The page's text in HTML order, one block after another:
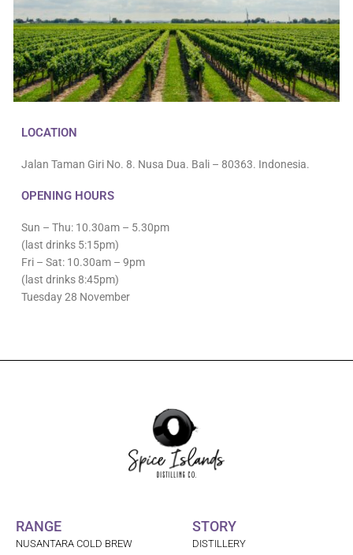
LOCATION
Jalan Taman Giri No. 8. Nusa Dua. Bali – 80363. Indonesia.
OPENING HOURS
Sun – Thu: 10.30am – 5.30pm
(last drinks 5:15pm)
Fri – Sat: 10.30am – 9pm
(last drinks 8:45pm)
Tuesday 28 November
RANGE
NUSANTARA COLD BREW
STORY
DISTILLERY